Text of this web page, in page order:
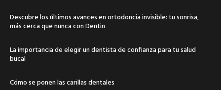
Descubre los últimos avances en ortodoncia invisible: tu sonrisa,
más cerca que nunca con Dentin
La importancia de elegir un dentista de confianza para tu salud
bucal
Cómo se ponen las carillas dentales